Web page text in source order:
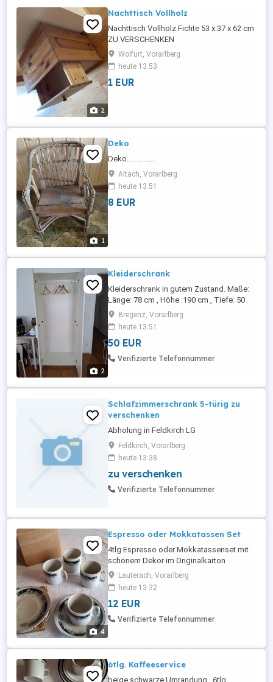
2
Nachttisch Vollholz
Nachttisch Vollholz Fichte 53 x 37 x 62 cm
ZU VERSCHENKEN
Wolfurt, Vorarlberg
heute 13:53
1 EUR
1
Deko
Deko................
Altach, Vorarlberg
heute 13:51
8 EUR
2
Kleiderschrank
Kleiderschrank in gutem Zustand. Maße:
Länge: 78 cm , Höhe :190 cm , Tiefe: 50
cm Bregenz, Vorarlberg
heute 13:51
50 EUR
Verifizierte Telefonnummer
Schlafzimmerschrank 5-türig zu
verschenken
Abholung in Feldkirch LG
Feldkirch, Vorarlberg
heute 13:38
zu verschenken
Verifizierte Telefonnummer
4
Espresso oder Mokkatassen Set
4tlg Espresso oder Mokkatassenset mit
schönem Dekor im Originalkarton
Lauterach, Vorarlberg
heute 13:32
12 EUR
Verifizierte Telefonnummer
6tlg. Kaffeeservice
beige schwarze Umrandung , 6tlg.